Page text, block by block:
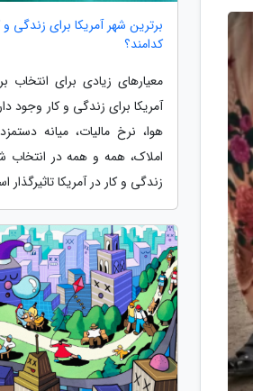
برترین شهر آمریکا برای زندگی و
کدامند؟
معیارهای زیادی برای انتخاب
آمریکا برای زندگی و کار وجود
هوا، نرخ مالیات، میانه
املاک، همه و همه در انتخاب
زندگی و کار در آمریکا تاثیرگذار